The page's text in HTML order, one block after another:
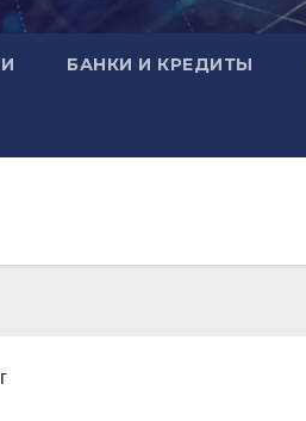
БАНКИ И КРЕДИТЫ